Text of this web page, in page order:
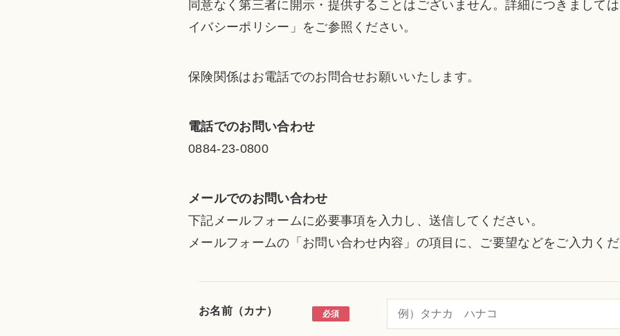
同意なく第三者に開示・提供することはございません。詳細につきまして
イバシーポリシー」をご参照ください。
保険関係はお電話でのお問合せお願いいたします。
電話でのお問い合わせ
0884-23-0800
メールでのお問い合わせ
下記メールフォームに必要事項を入力し、送信してください。
メールフォームの「お問い合わせ内容」の項目に、ご要望などをご入力く
お名前（カナ） 必須